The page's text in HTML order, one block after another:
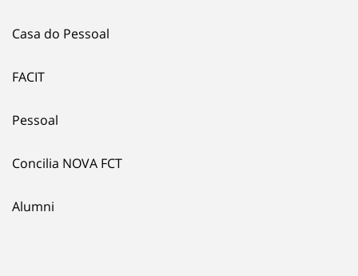
Casa do Pessoal
FACIT
Pessoal
Concilia NOVA FCT
Alumni